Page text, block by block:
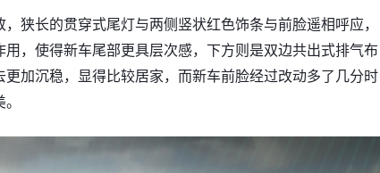
狭长的贯穿式尾灯与两侧竖状红色饰条与前脸遥相呼应，
，使得新车尾部更具层次感，下方则是双边共出式排气布
加沉稳，显得比较居家，而新车前脸经过改动多了几分时